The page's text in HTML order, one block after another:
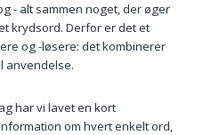
- alt sammen noget, der øger
krydsord. Derfor er det et
og -løsere: det kombinerer
anvendelse.
har vi lavet en kort
om hvert enkelt ord,